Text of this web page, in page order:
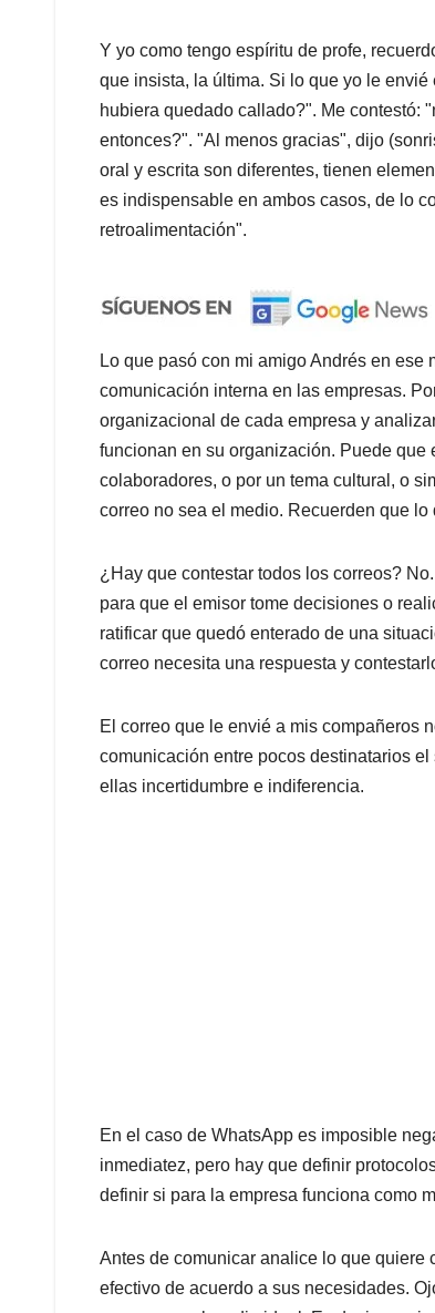
Y yo como tengo espíritu de profe,
que insista, la última. Si lo que yo le
hubiera quedado callado?". Me contestó:
entonces?". "Al menos gracias", dijo
oral y escrita son diferentes, tienen
es indispensable en ambos casos, de lo
retroalimentación".
Lo que pasó con mi amigo Andrés en
comunicación interna en las empresas.
organizacional de cada empresa y
funcionan en su organización. Puede
colaboradores, o por un tema cultural, o
correo no sea el medio. Recuerden que
¿Hay que contestar todos los correos?
para que el emisor tome decisiones o
ratificar que quedó enterado de una
correo necesita una respuesta y
El correo que le envié a mis compañeros
comunicación entre pocos destinatarios
ellas incertidumbre e indiferencia.
En el caso de WhatsApp es imposible
inmediatez, pero hay que definir
definir si para la empresa funciona como
Antes de comunicar analice lo que quiere
efectivo de acuerdo a sus necesidades.